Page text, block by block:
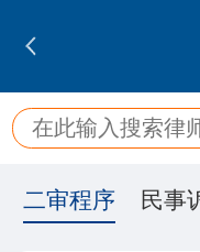
二审程序 民事